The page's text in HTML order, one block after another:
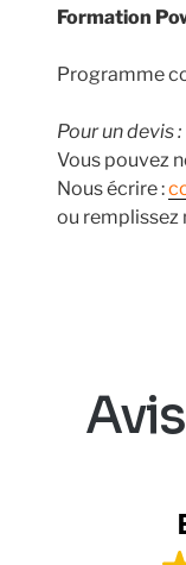
Formation
Programme
Pour un devis :
Vous pouvez
Nous écrire :
ou remplissez